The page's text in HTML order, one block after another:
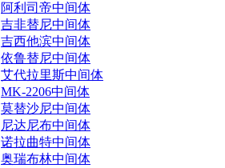
阿利司帝中间体
吉非替尼中间体
吉西他滨中间体
依鲁替尼中间体
艾代拉里斯中间体
MK-2206中间体
莫替沙尼中间体
尼达尼布中间体
诺拉曲特中间体
奥瑞布林中间体